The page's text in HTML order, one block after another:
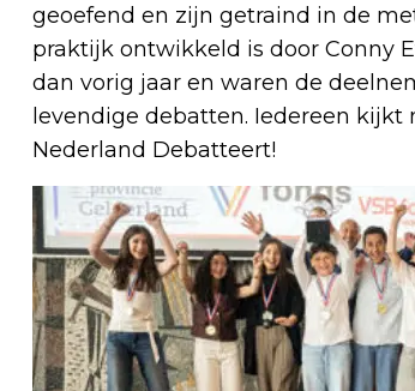
geoefend en zijn getraind in de
praktijk ontwikkeld is door Conny
dan vorig jaar en waren de
levendige debatten. Iedereen
Nederland Debatteert!